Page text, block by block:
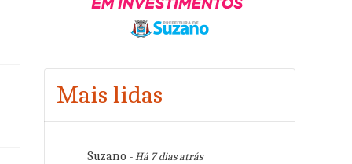
Mais lidas
Suzano - Há 7 dias atrás